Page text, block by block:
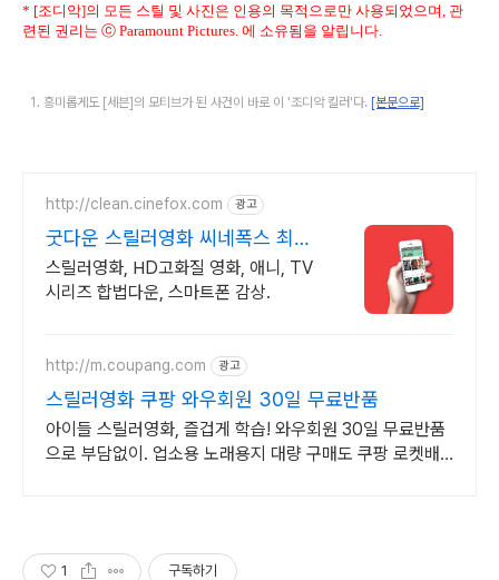
* [조디악]의 모든 스틸 및 사진은 인용의 목적으로만 사용되었으며, 관
련된 권리는 ⓒ Paramount Pictures. 에 소유됨을 알립니다.
흥미롭게도 [세븐]의 모티브가 된 사건이 바로 이 '조디악 킬러'다. [본문으로]
http://clean.cinefox.com 광고
굿다운 스릴러영화 씨네폭스 최대
3만원+10%추가적립
스릴러영화, HD고화질 영화, 애니, TV
시리즈 합법다운, 스마트폰 감상.
http://m.coupang.com 광고
스릴러영화 쿠팡 와우회원 30일 무료반품
아이들 스릴러영화, 즐겁게 학습! 와우회원 30일 무료반품
으로 부담없이. 업소용 노래용지 대량 구매도 쿠팡 로켓배
1 구독하기